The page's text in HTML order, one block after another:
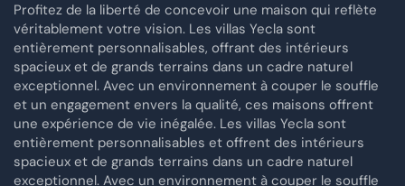
Profitez de la liberté de concevoir une maison qui reflète
véritablement votre vision. Les villas Yecla sont
entièrement personnalisables, offrant des intérieurs
spacieux et de grands terrains dans un cadre naturel
exceptionnel. Avec un environnement à couper le souffle
et un engagement envers la qualité, ces maisons offrent
une expérience de vie inégalée. Les villas Yecla sont
entièrement personnalisables et offrent des intérieurs
spacieux et de grands terrains dans un cadre naturel
exceptionnel. Avec un environnement à couper le souffle